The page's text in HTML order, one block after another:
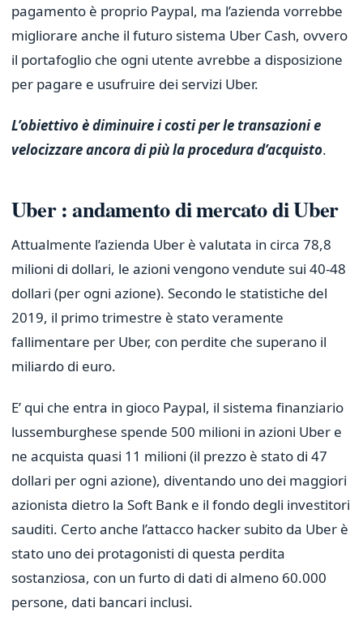
pagamento è proprio Paypal, ma l’azienda vorrebbe
migliorare anche il futuro sistema Uber Cash, ovvero
il portafoglio che ogni utente avrebbe a disposizione
per pagare e usufruire dei servizi Uber.
L’obiettivo è diminuire i costi per le transazioni e
velocizzare ancora di più la procedura d’acquisto.
Uber : andamento di mercato di Uber
Attualmente l’azienda Uber è valutata in circa 78,8
milioni di dollari, le azioni vengono vendute sui 40-48
dollari (per ogni azione). Secondo le statistiche del
2019, il primo trimestre è stato veramente
fallimentare per Uber, con perdite che superano il
miliardo di euro.
E’ qui che entra in gioco Paypal, il sistema finanziario
lussemburghese spende 500 milioni in azioni Uber e
ne acquista quasi 11 milioni (il prezzo è stato di 47
dollari per ogni azione), diventando uno dei maggiori
azionista dietro la Soft Bank e il fondo degli investitori
sauditi. Certo anche l’attacco hacker subito da Uber è
stato uno dei protagonisti di questa perdita
sostanziosa, con un furto di dati di almeno 60.000
persone, dati bancari inclusi.